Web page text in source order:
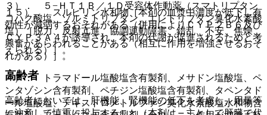
１５）． スルピリン水和物［本剤の血漿中濃度が低下し有
効性が減弱するおそれがある（併用によりＣＹＰ２Ｂ６及び
ＣＹＰ３Ａ４が誘導され、本剤の代謝が促進されるためと考
えられる）］。
高齢者
高齢者においては、肝機能、腎機能の低下を考慮し、用量等
に注意して慎重に投与すること（本剤は、主として肝臓で代
３）． ５−ＨＴ１Ｂ／１Ｄ受容体作動薬（スマトリプタン
コハク酸塩、ゾルミトリプタン、エレトリプタン臭化水素酸
塩）［脱力、反射亢進、協調運動障害、錯乱、不安、焦燥、
興奮があらわれることがある（相互に作用を増強させるおそ
れがある）］。
４）． トラマドール塩酸塩含有製剤、メサドン塩酸塩、ペ
ンタゾシン含有製剤、ペチジン塩酸塩含有製剤、タペンタド
ール塩酸塩、デキストロメトルファン臭化水素酸塩水和物含